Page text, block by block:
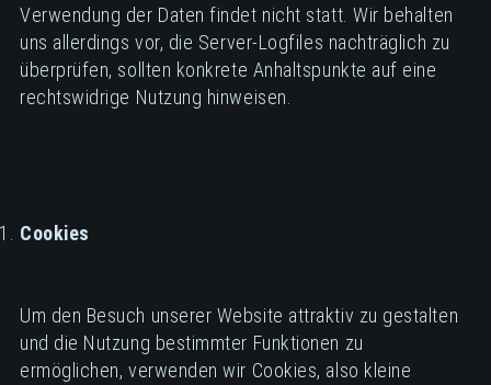
Verwendung der Daten findet nicht statt. Wir behalten
uns allerdings vor, die Server-Logfiles nachträglich zu
überprüfen, sollten konkrete Anhaltspunkte auf eine
rechtswidrige Nutzung hinweisen.
Cookies
Um den Besuch unserer Website attraktiv zu gestalten
und die Nutzung bestimmter Funktionen zu
ermöglichen, verwenden wir Cookies, also kleine